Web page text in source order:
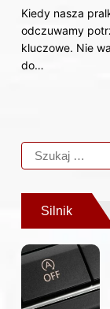
Kiedy nasza
odczuwamy
kluczowe. Nie
do…
Silnik